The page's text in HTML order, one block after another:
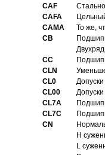
CAF
CAFA
CAMA
То же,
CB
CC
CLN
CL0
CL00
CL7A
CL7C
CN
H
L